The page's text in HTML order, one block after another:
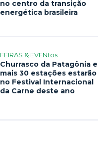
no centro da transição
energética brasileira
FEIRAS & EVENtos
Churrasco da Patagônia e
mais 30 estações estarão
no Festival Internacional
da Carne deste ano